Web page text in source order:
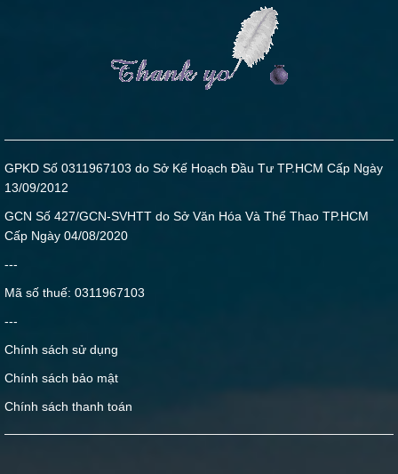
GPKD Số 0311967103 do Sở Kế Hoạch Đầu Tư TP.HCM Cấp Ngày
13/09/2012
GCN Số 427/GCN-SVHTT do Sở Văn Hóa Và Thể Thao TP.HCM
Cấp Ngày 04/08/2020
---
Mã số thuế: 0311967103
---
Chính sách sử dụng
Chính sách bảo mật
Chính sách thanh toán